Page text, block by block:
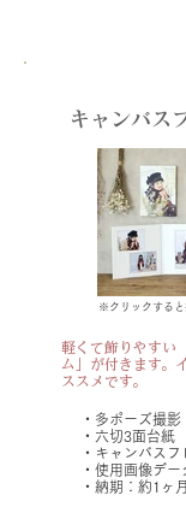
キャンバス
※クリックすると
軽くて飾りやすい
ム」が付きます。
ススメです。
・​多ポーズ撮影
・六切3面台
・キャンバス
・使用画像デー
​・納期：約1ヶ月